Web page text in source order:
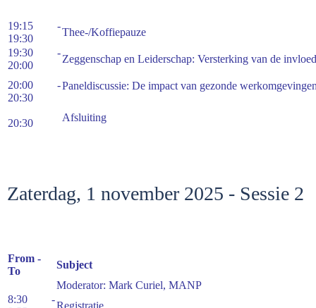
19:15 -
19:30
Thee-/Koffiepauze
19:30 -
20:00
Zeggenschap en Leiderschap: Versterking van de
20:00 -
20:30
Paneldiscussie: De impact van gezonde
20:30 Afsluiting
Zaterdag, 1 november 2025 - Sessie 2
From -
To
Subject
Moderator: Mark Curiel, MANP
8:30 -
Registratie